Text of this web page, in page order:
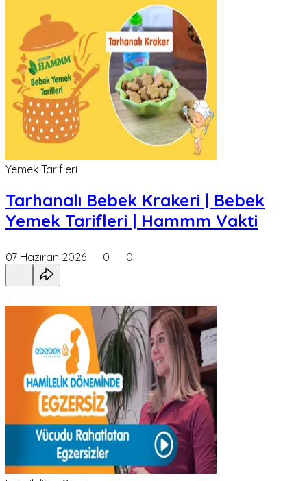
Yemek Tarifleri
Tarhanalı Bebek Krakeri | Bebek
Yemek Tarifleri | Hammm Vakti
07 Haziran 2026 0 0